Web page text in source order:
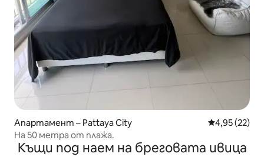
Апартамент – Pattaya City Средна
4,95 (22)
На 50 метра от плажа.
Къщи под наем на бреговата ивица